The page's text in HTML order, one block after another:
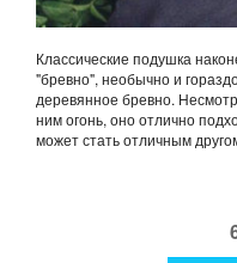
Классические подушка
"бревно", необычно и
деревянное бревно.
ним огонь, оно отлично
может стать отличным